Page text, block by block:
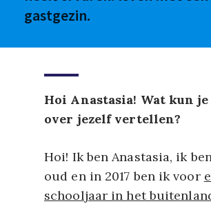
gastgezin.
Hoi Anastasia! Wat kun
over jezelf vertellen?
Hoi! Ik ben Anastasia, ik
oud en in 2017 ben ik voor
schooljaar in het